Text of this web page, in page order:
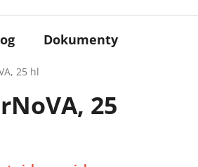
KOŠÍKDokumenty
25 hl
25